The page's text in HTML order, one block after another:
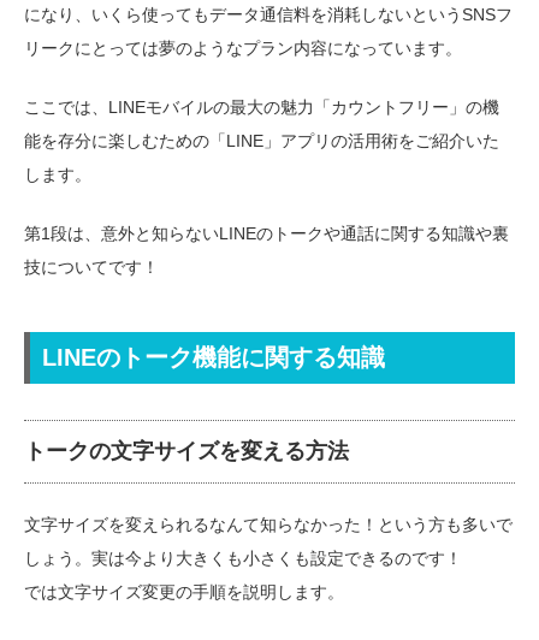
になり、いくら使ってもデータ通信料を消耗しないというSNSフ
リークにとっては夢のようなプラン内容になっています。
ここでは、LINEモバイルの最大の魅力「カウントフリー」の機
能を存分に楽しむための「LINE」アプリの活用術をご紹介いた
します。
第1段は、意外と知らないLINEのトークや通話に関する知識や裏
技についてです！
LINEのトーク機能に関する知識
トークの文字サイズを変える方法
文字サイズを変えられるなんて知らなかった！という方も多いで
しょう。実は今より大きくも小さくも設定できるのです！
では文字サイズ変更の手順を説明します。